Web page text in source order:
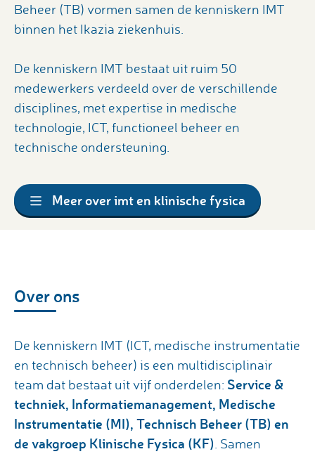
Beheer (TB) vormen samen de kenniskern IMT
binnen het Ikazia ziekenhuis.
De kenniskern IMT bestaat uit ruim 50
medewerkers verdeeld over de verschillende
disciplines, met expertise in medische
technologie, ICT, functioneel beheer en
technische ondersteuning.
Meer over imt en klinische fysica
Over ons
De kenniskern IMT (ICT, medische instrumentatie
en technisch beheer) is een multidisciplinair
team dat bestaat uit vijf onderdelen: Service &
techniek, Informatiemanagement, Medische
Instrumentatie (MI), Technisch Beheer (TB) en
de vakgroep Klinische Fysica (KF). Samen